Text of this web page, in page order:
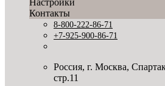
Настройки
Контакты
8-800-222-86-71
+7-925-900-86-71
Россия, г. Москва,
стр.11